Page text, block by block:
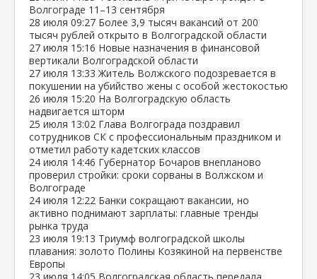
Волгограде 11–13 сентября
28 июля 09:27 Более 3,9 тысяч вакансий от 200
тысяч рублей открыто в Волгоградской области
27 июля 15:16 Новые назначения в финансовой
вертикали Волгоградской области
27 июля 13:33 Житель Волжского подозревается в
покушении на убийство жены с особой жестокостью
26 июля 15:20 На Волгоградскую область
надвигается шторм
25 июля 13:02 Глава Волгограда поздравил
сотрудников СК с профессиональным праздником и
отметил работу кадетских классов
24 июля 14:46 Губернатор Бочаров внепланово
проверил стройки: сроки сорваны в Волжском и
Волгограде
24 июля 12:22 Банки сокращают вакансии, но
активно поднимают зарплаты: главные тренды
рынка труда
23 июля 19:13 Триумф волгоградской школы
плавания: золото Полины Козякиной на первенстве
Европы